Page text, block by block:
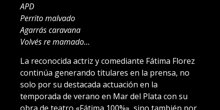
APD
Perrito malvado
Agarrás caravana
Volvés re mamado…
La reconocida actriz y comediante Fátima Florez
continúa generando titulares en la prensa, no
solo por su destacada actuación en la
temporada de verano en Mar del Plata con su